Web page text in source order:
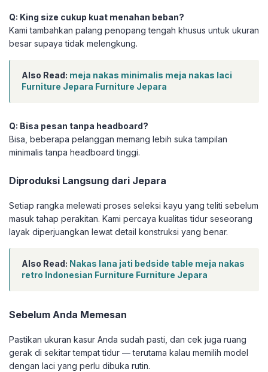
Q: King size cukup kuat menahan beban?
Kami tambahkan palang penopang tengah khusus untuk ukuran
besar supaya tidak melengkung.
Also Read: meja nakas minimalis meja nakas laci
Furniture Jepara Furniture Jepara
Q: Bisa pesan tanpa headboard?
Bisa, beberapa pelanggan memang lebih suka tampilan
minimalis tanpa headboard tinggi.
Diproduksi Langsung dari Jepara
Setiap rangka melewati proses seleksi kayu yang teliti sebelum
masuk tahap perakitan. Kami percaya kualitas tidur seseorang
layak diperjuangkan lewat detail konstruksi yang benar.
Also Read: Nakas lana jati bedside table meja nakas
retro Indonesian Furniture Furniture Jepara
Sebelum Anda Memesan
Pastikan ukuran kasur Anda sudah pasti, dan cek juga ruang
gerak di sekitar tempat tidur — terutama kalau memilih model
dengan laci yang perlu dibuka rutin.